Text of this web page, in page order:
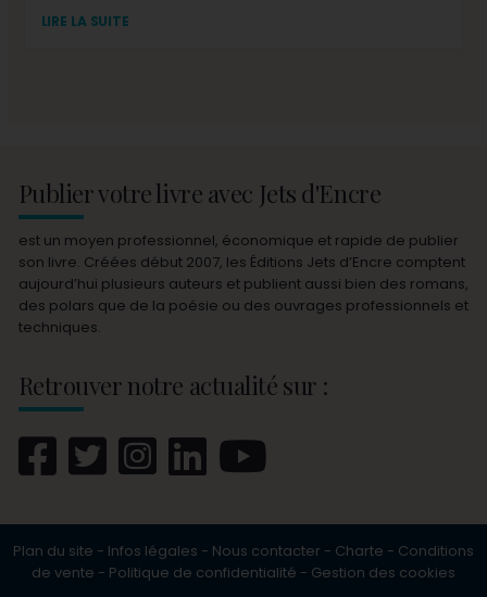
LIRE LA SUITE
Publier votre livre avec Jets d'Encre
est un moyen professionnel, économique et rapide de publier
son livre. Créées début 2007, les Éditions Jets d’Encre comptent
aujourd’hui plusieurs auteurs et publient aussi bien des romans,
des polars que de la poésie ou des ouvrages professionnels et
techniques.
Retrouver notre actualité sur :
Plan du site - Infos légales - Nous contacter - Charte - Conditions
de vente - Politique de confidentialité - Gestion des cookies